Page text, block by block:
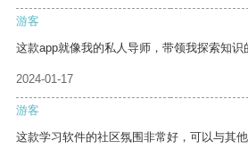
游客
这款app就像我的私人导师，带领我探索知识
2024-01-17
游客
这款学习软件的社区氛围非常好，可以与其